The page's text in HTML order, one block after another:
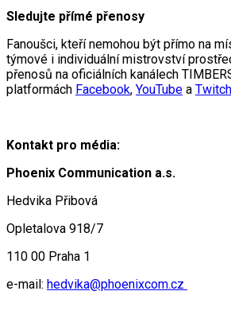
Sledujte přímé přenosy
Fanoušci, kteří nemohou být přímo na
týmové i individuální mistrovství
přenosů na oficiálních kanálech
platformách Facebook, YouTube a Twitch
Kontakt pro média:
Phoenix Communication a.s.
Hedvika Přibová
Opletalova 918/7
110 00 Praha 1
e-mail: hedvika@phoenixcom.cz